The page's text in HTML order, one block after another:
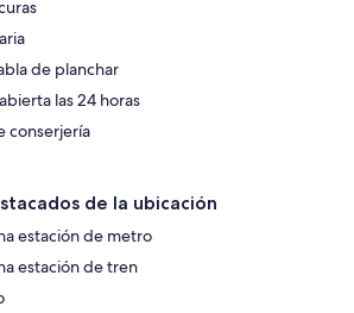
de planchar
las 24 horas
conserjería
de la ubicación
estación de metro
estación de tren